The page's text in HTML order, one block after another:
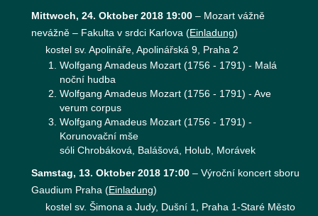
Mittwoch, 24. Oktober 2018 19:00 – Mozart vážně
nevážně – Fakulta v srdci Karlova (Einladung)
kostel sv. Apolináře, Apolinářská 9, Praha 2
Wolfgang Amadeus Mozart (1756 - 1791) - Malá
noční hudba
Wolfgang Amadeus Mozart (1756 - 1791) - Ave
verum corpus
Wolfgang Amadeus Mozart (1756 - 1791) -
Korunovační mše
sóli Chrobáková, Balášová, Holub, Morávek
Samstag, 13. Oktober 2018 17:00 – Výroční koncert sboru
Gaudium Praha (Einladung)
kostel sv. Šimona a Judy, Dušní 1, Praha 1-Staré Město